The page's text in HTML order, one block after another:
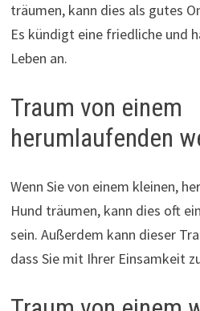
träumen, kann dies als gutes
Es kündigt eine friedliche und
Leben an.
Traum von einem
herumlaufenden
Wenn Sie von einem kleinen,
Hund träumen, kann dies oft
sein. Außerdem kann dieser
dass Sie mit Ihrer Einsamkeit